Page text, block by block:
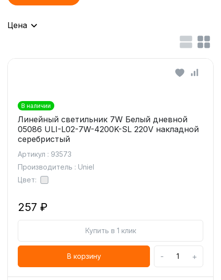
Цена
В наличии
Линейный светильник 7W Белый дневной
05086 ULI-L02-7W-4200K-SL 220V накладной
серебристый
Артикул : 93573
Производитель : Uniel
Цвет:
257 ₽
Купить в 1 клик
В корзину - +